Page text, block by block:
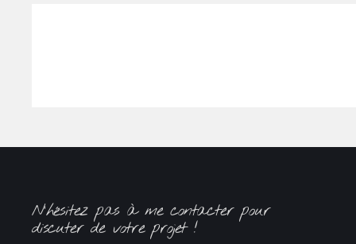
N’hésitez pas à me contacter pour
discuter de votre projet !